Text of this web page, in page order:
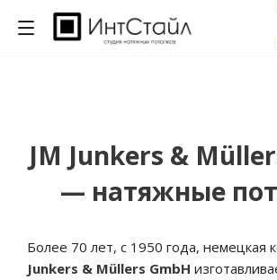
JM Junkers &
— натяжные
Более 70 лет, с 1950 года, немецкая
Junkers & Müllers GmbH